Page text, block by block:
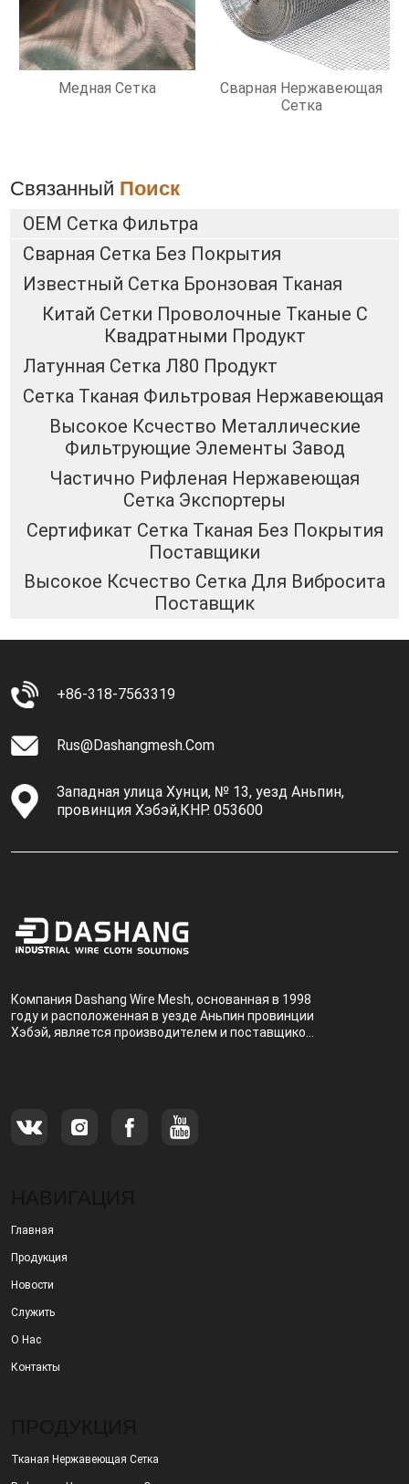
Медная Сетка
Сварная Нержавеющая
Сетка
Связанный Поиск
OEM Сетка Фильтра
Сварная Сетка Без Покрытия
Известный Сетка Бронзовая Тканая
Китай Сетки Проволочные Тканые С
Квадратными Продукт
Латунная Сетка Л80 Продукт
Сетка Тканая Фильтровая Нержавеющая
Высокое Ксчество Металлические
Фильтрующие Элементы Завод
Частично Рифленая Нержавеющая
Сетка Экспортеры
Сертификат Сетка Тканая Без Покрытия
Поставщики
Высокое Ксчество Сетка Для Вибросита
Поставщик
+86-318-7563319
Rus@dashangmesh.com
Западная улица Хунци, № 13, уезд Аньпин,
провинция Хэбэй,КНР. 053600
Компания Dashang Wire Mesh, основанная в 1998
году и расположенная в уезде Аньпин провинции
Хэбэй, является производителем и поставщиком,
Главная
Продукция
Новости
Служить
О Нас
Контакты
Тканая Нержавеющая Сетка